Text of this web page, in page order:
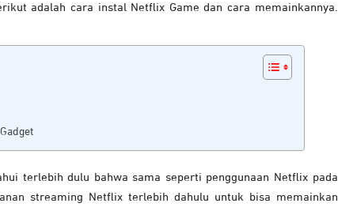
adalah cara instal Netflix Game dan cara memainkannya.
terlebih dulu bahwa sama seperti penggunaan Netflix pada
streaming Netflix terlebih dahulu untuk bisa memainkan